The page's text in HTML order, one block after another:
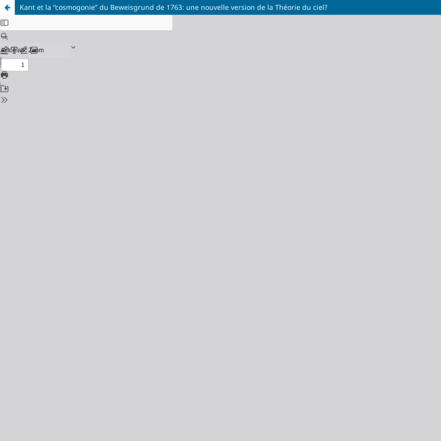
Kant et la “cosmogonie” du Beweisgrund de 1763: une nouvelle version de la Théorie du ciel?